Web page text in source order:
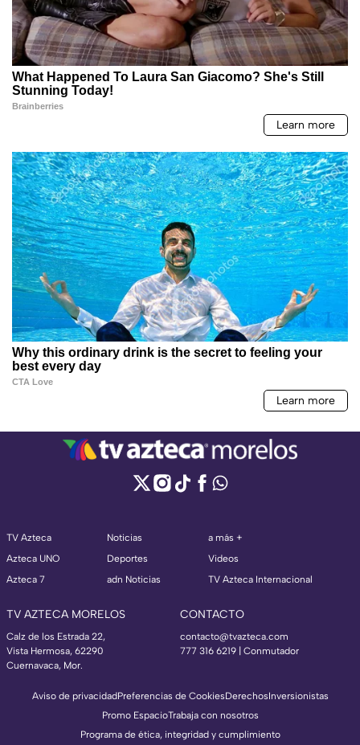
TV Azteca
Azteca UNO
Azteca 7
Noticias
Deportes
adn Noticias
a más +
Videos
TV Azteca Internacional
TV AZTECA MORELOS
Calz de los Estrada 22,
Vista Hermosa, 62290
Cuernavaca, Mor.
CONTACTO
contacto@tvazteca.com
777 316 6219 | Conmutador
Aviso de privacidadPreferencias de CookiesDerechosInversionistas
Promo EspacioTrabaja con nosotros
Programa de ética, integridad y cumplimiento